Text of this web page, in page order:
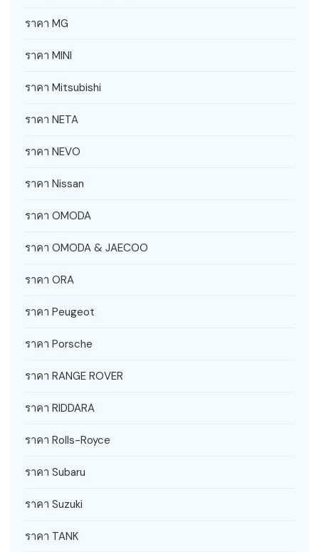
ราคา MG
ราคา MINI
ราคา Mitsubishi
ราคา NETA
ราคา NEVO
ราคา Nissan
ราคา OMODA
ราคา OMODA & JAECOO
ราคา ORA
ราคา Peugeot
ราคา Porsche
ราคา RANGE ROVER
ราคา RIDDARA
ราคา Rolls-Royce
ราคา Subaru
ราคา Suzuki
ราคา TANK